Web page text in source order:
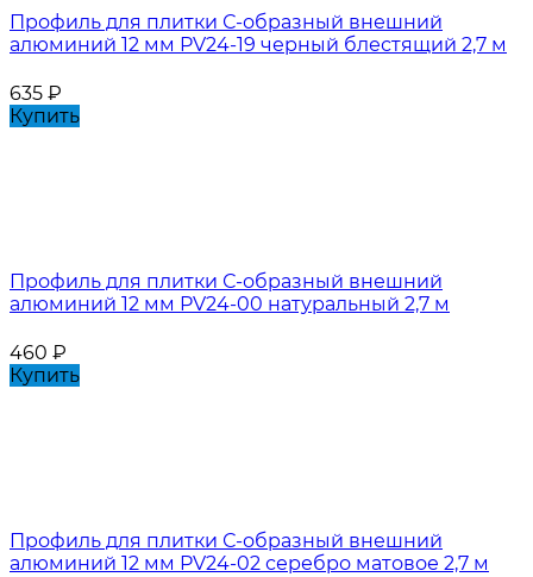
Профиль для плитки С-образный внешний
алюминий 12 мм PV24-19 черный блестящий 2,7 м
635 ₽
Купить
Профиль для плитки С-образный внешний
алюминий 12 мм PV24-00 натуральный 2,7 м
460 ₽
Купить
Профиль для плитки С-образный внешний
алюминий 12 мм PV24-02 серебро матовое 2,7 м